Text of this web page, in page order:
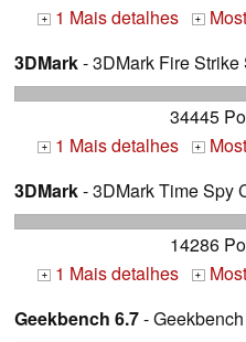
+ 1 Mais detalhes +
3DMark- 3DMark Fire
34445
+ 1 Mais detalhes +
3DMark- 3DMark Time Spy
14286
+ 1 Mais detalhes +
Geekbench 6.7-